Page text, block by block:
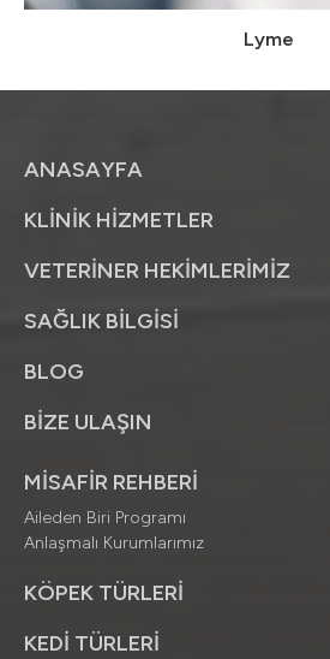
Lyme
ANASAYFA
KLİNİK HİZMETLER
VETERİNER HEKİMLERİMİZ
SAĞLIK BİLGİSİ
BLOG
BİZE ULAŞIN
MİSAFİR REHBERİ
Aileden Biri Programı
Anlaşmalı Kurumlarımız
KÖPEK TÜRLERİ
KEDİ TÜRLERİ